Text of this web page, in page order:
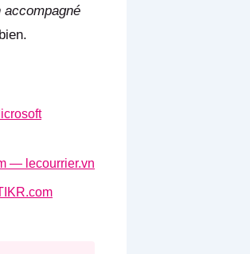
accompagné
— lecourrier.vn